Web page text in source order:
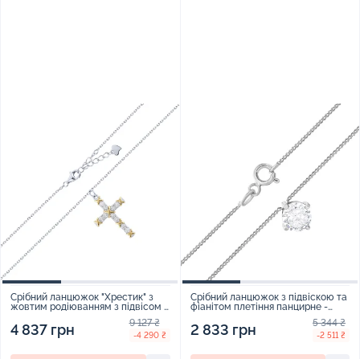
Срібний ланцюжок "Хрестик" з
жовтим родіюванням з підвісом і
фіанітами в якірному плетінні -
2241051
4 837 грн 9 127 ₴
-4 290 ₴
Срібний ланцюжок з підвіскою та
фіанітом плетіння панцирне -
2 833 грн 5 344 ₴
-2 511 ₴